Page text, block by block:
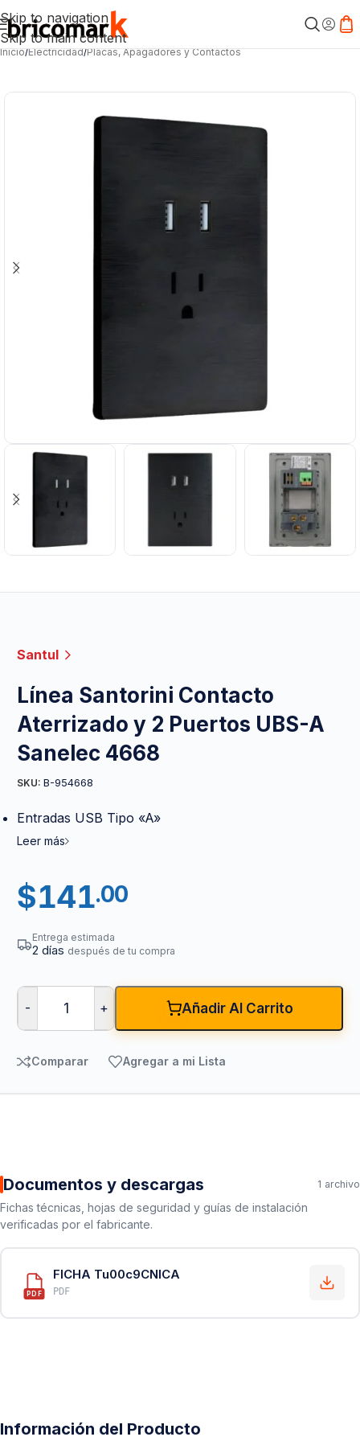
Skip to navigation
Skip to main content
Inicio/Electricidad/Placas, Apagadores y Contactos
Santul
Línea Santorini Contacto
Aterrizado y 2 Puertos UBS-A
Sanelec 4668
SKU: B-954668
Entradas USB Tipo «A»
Leer más
$141.00
Entrega estimada
2 días después de tu compra
- + Añadir Al Carrito
Comparar Agregar a mi Lista
Documentos y descargas 1 archivo
Fichas técnicas, hojas de seguridad y guías de instalación
verificadas por el fabricante.
PDF
FICHA Tu00c9CNICA
PDF
Información del Producto